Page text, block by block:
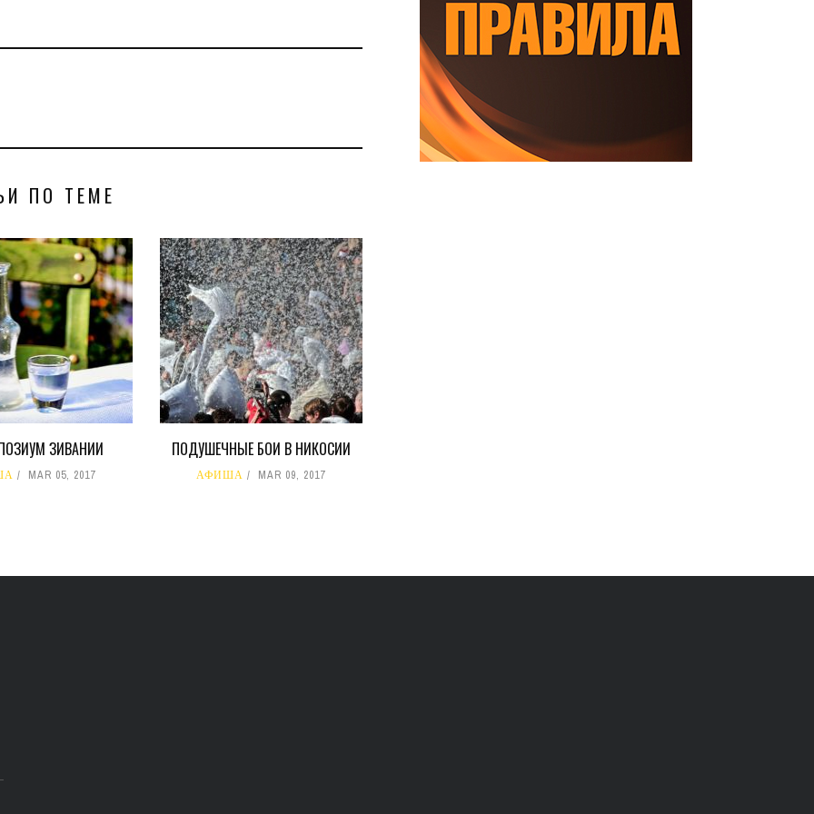
ПО ТЕМЕ
ЗИВАНИИ
MAR 05, 2017
ПОДУШЕЧНЫЕ БОИ В НИКОСИИ
АФИША MAR 09, 2017